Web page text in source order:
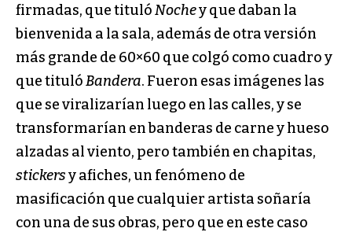
firmadas, que titulóNochey que daban la
bienvenida a la sala, además de otra versión
más grande de 60×60 que colgó como cuadro y
que titulóBandera. Fueron esas imágenes las
que se viralizarían luego en las calles, y se
transformarían en banderas de carne y hueso
alzadas al viento, pero también en chapitas,
stickersy afiches, un fenómeno de
masificación que cualquier artista soñaría
con una de sus obras, pero que en este caso